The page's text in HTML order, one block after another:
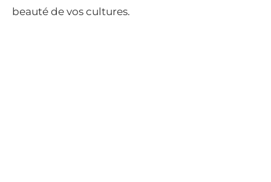
beauté de vos cultures.